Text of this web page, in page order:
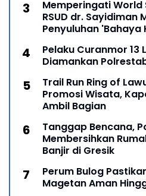
Memperingati World
RSUD dr. Sayidiman
Penyuluhan 'Bahaya
Pelaku Curanmor 13
Diamankan
Trail Run Ring of
Promosi Wisata,
Ambil Bagian
Tanggap Bencana,
Membersihkan
Banjir di Gresik
Perum Bulog
Magetan Aman